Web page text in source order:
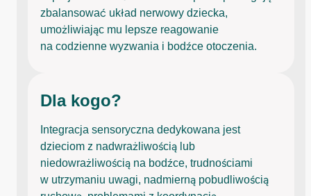
zbalansować układ nerwowy dziecka,
umożliwiając mu lepsze reagowanie
na codzienne wyzwania i bodźce otoczenia.
Dla kogo?
Integracja sensoryczna dedykowana jest
dzieciom z nadwrażliwością lub
niedowrażliwością na bodźce, trudnościami
w utrzymaniu uwagi, nadmierną pobudliwością